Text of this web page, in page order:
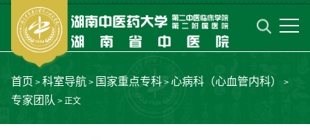
首页 > 科室导航> 国家重点专科> 心病科（心血管内科） >
专家团队 > 正文